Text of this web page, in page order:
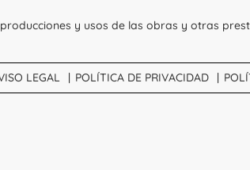
y usos de las obras y otras
LEGAL POLÍTICA DE PRIVACIDAD